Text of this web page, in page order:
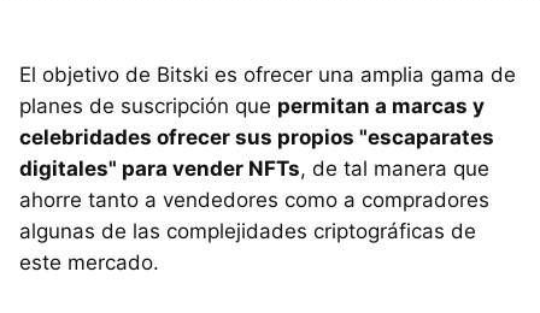
El objetivo de Bitski es ofrecer una amplia gama de
planes de suscripción que permitan a marcas y
celebridades ofrecer sus propios "escaparates
digitales" para vender NFTs, de tal manera que
ahorre tanto a vendedores como a compradores
algunas de las complejidades criptográficas de
este mercado.